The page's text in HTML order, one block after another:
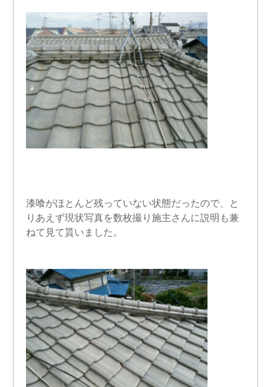
漆喰がほとんど残っていない状態だったので、と
りあえず現状写真を数枚撮り施主さんに説明も兼
ねて見て貰いました。